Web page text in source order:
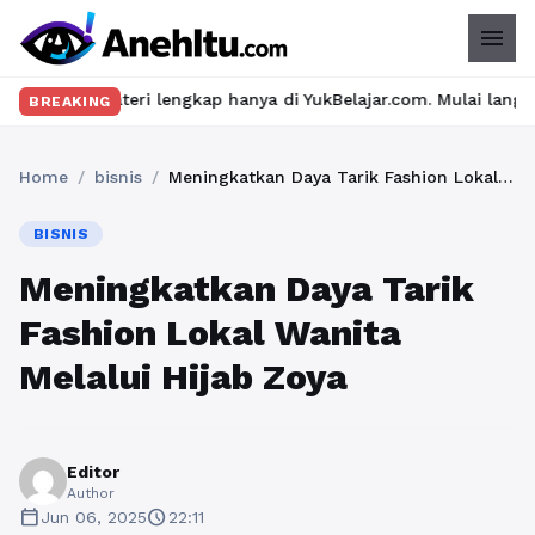
menu
BREAKING
lengkap hanya di YukBelajar.com. Mulai langkah
Home / bisnis / Meningkatkan Daya Tarik Fashion Lokal Wanita Melalui Hijab Zoya
BISNIS
Meningkatkan Daya Tarik
Fashion Lokal Wanita
Melalui Hijab Zoya
Editor
Author
calendar_todayJun 06, 2025schedule22:11